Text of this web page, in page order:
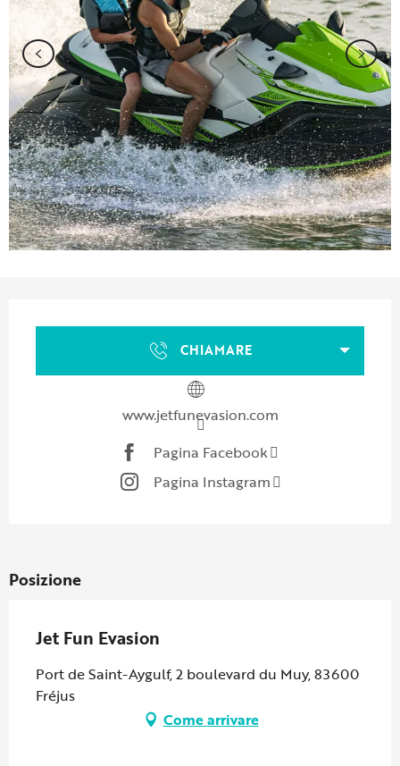
CHIAMARE
www.jetfunevasion.com
Pagina Facebook
Pagina Instagram
Posizione
Jet Fun Evasion
Port de Saint-Aygulf, 2 boulevard du Muy, 83600
Fréjus
Come arrivare